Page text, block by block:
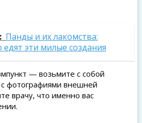
Панды и их лакомства:
едят эти милые создания
— возьмите с собой
фотографиями внешней
врачу, что именно вас